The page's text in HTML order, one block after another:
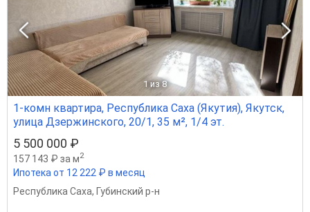
1 из 8
1-комн квартира, Республика Саха (Якутия), Якутск,
улица Дзержинского, 20/1, 35 м², 1/4 эт.
5 500 000 ₽
157 143 ₽ за м2
Ипотека от 12 222 ₽ в месяц
Республика Саха, Губинский р-н